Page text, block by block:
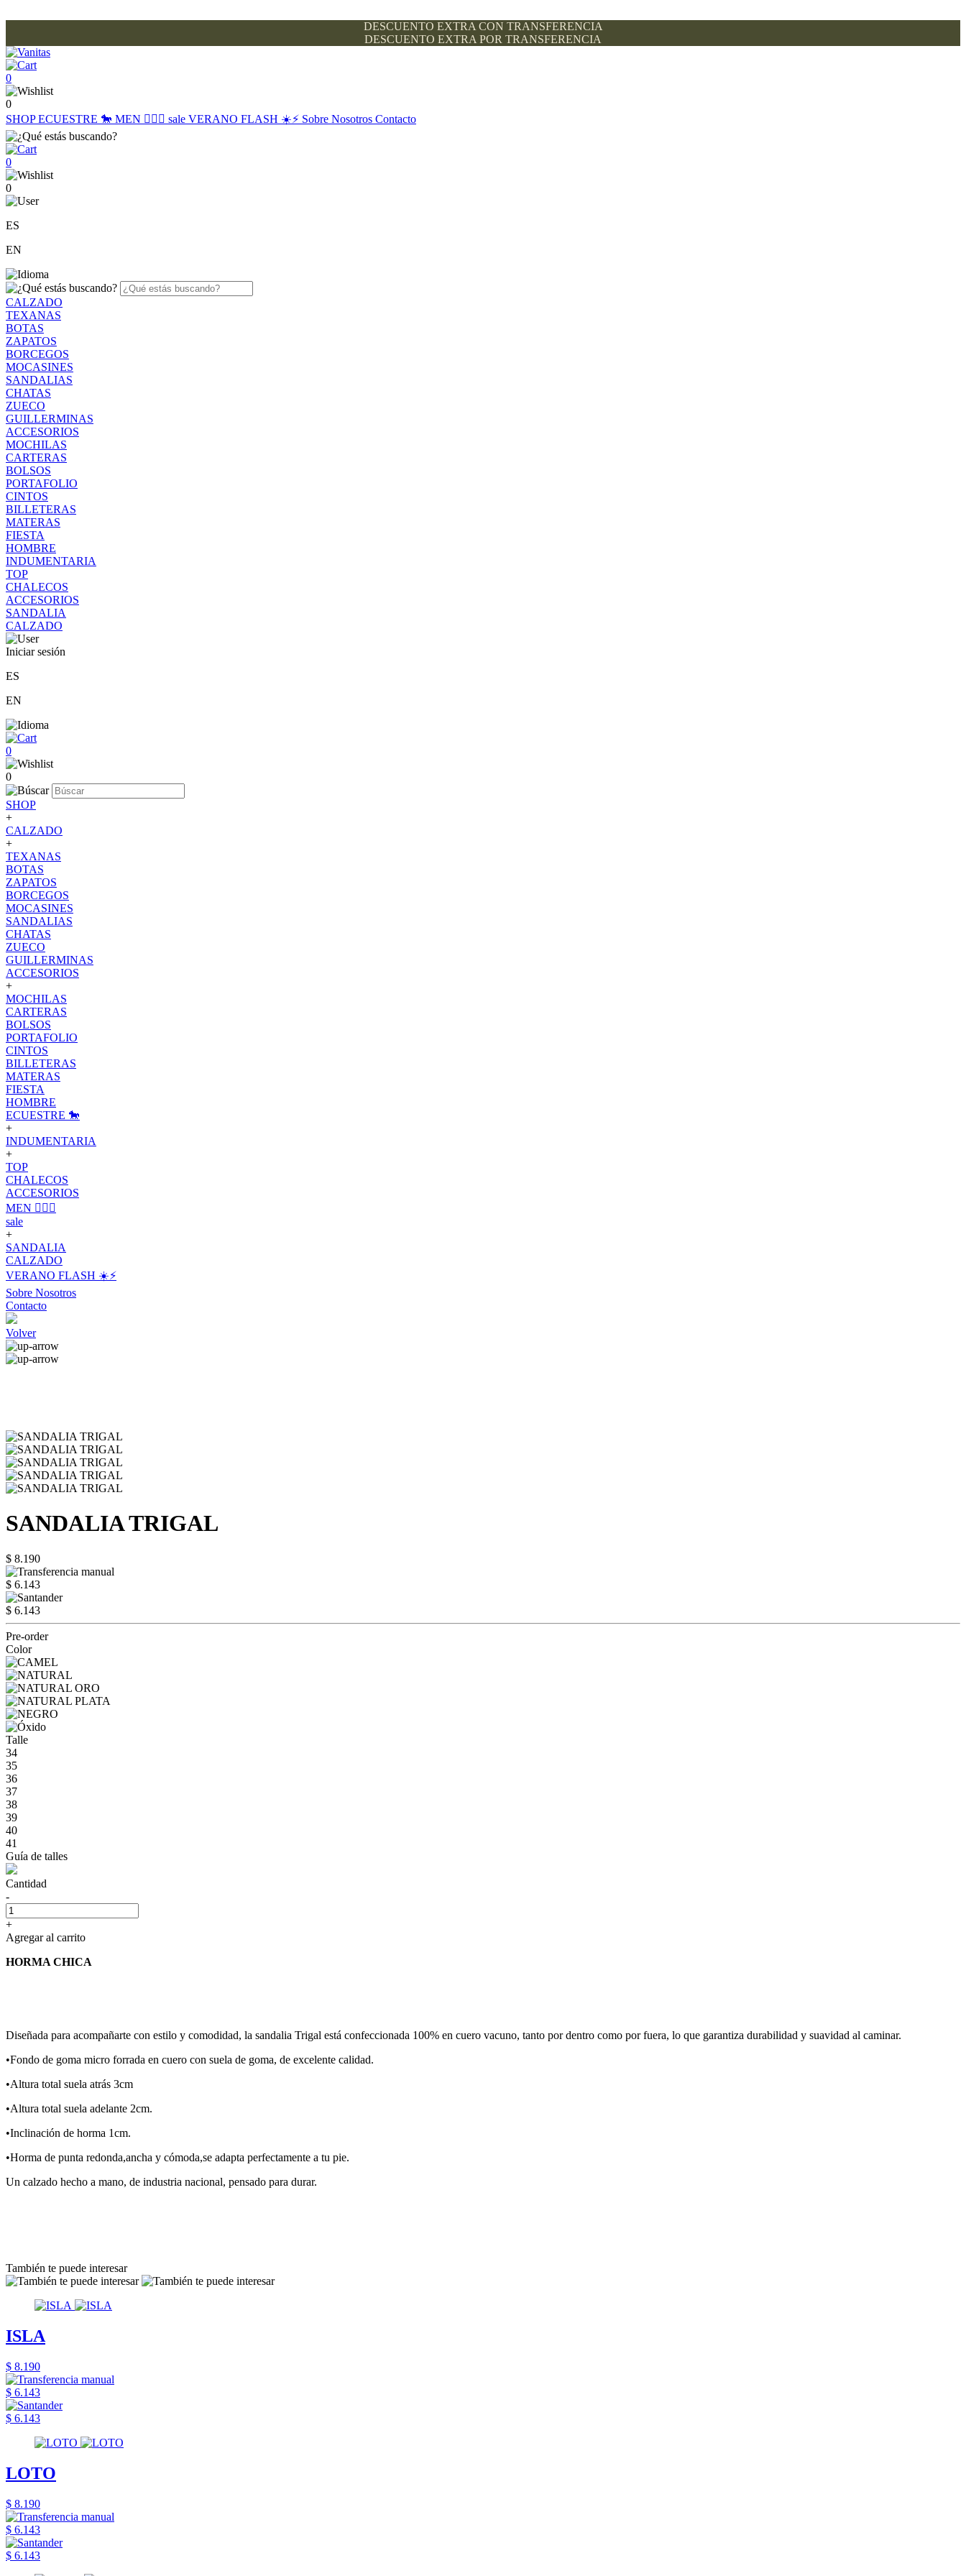
DESCUENTO EXTRA CON TRANSFERENCIA
DESCUENTO EXTRA POR TRANSFERENCIA
0
0
SHOPECUESTRE 🐎 MEN 🙋🏽‍♂️ sale VERANO FLASH ☀️⚡️ Sobre Nosotros Contacto
0
0
ES
EN
CALZADO
TEXANAS
BOTAS
ZAPATOS
BORCEGOS
MOCASINES
SANDALIAS
CHATAS
ZUECO
GUILLERMINAS
ACCESORIOS
MOCHILAS
CARTERAS
BOLSOS
PORTAFOLIO
CINTOS
BILLETERAS
MATERAS
FIESTA
HOMBRE
INDUMENTARIA
TOP
CHALECOS
ACCESORIOS
SANDALIA
CALZADO
Iniciar sesión
ES
EN
0
0
SHOP
+
CALZADO
+
TEXANAS
BOTAS
ZAPATOS
BORCEGOS
MOCASINES
SANDALIAS
CHATAS
ZUECO
GUILLERMINAS
ACCESORIOS
+
MOCHILAS
CARTERAS
BOLSOS
PORTAFOLIO
CINTOS
BILLETERAS
MATERAS
FIESTA
HOMBRE
ECUESTRE 🐎
+
INDUMENTARIA
+
TOP
CHALECOS
ACCESORIOS
MEN 🙋🏽‍♂️
sale
+
SANDALIA
CALZADO
VERANO FLASH ☀️⚡️
Sobre Nosotros
Contacto
Volver
SANDALIA TRIGAL
$ 8.190
$ 6.143
$ 6.143
Pre-order
Color
Talle
34
35
36
37
38
39
40
41
Guía de talles
Cantidad
-
+
Agregar al carrito
HORMA CHICA
Diseñada para acompañarte con estilo y comodidad, la sandalia Trigal está confeccionada 100% en cuero vacuno, tanto por dentro como por fuera, lo que garantiza durabilidad y suavidad al caminar.
•Fondo de goma micro forrada en cuero con suela de goma, de excelente calidad.
•Altura total suela atrás 3cm
•Altura total suela adelante 2cm.
•Inclinación de horma 1cm.
•Horma de punta redonda,ancha y cómoda,se adapta perfectamente a tu pie.
Un calzado hecho a mano, de industria nacional, pensado para durar.
También te puede interesar
ISLA
$ 8.190
$ 6.143
$ 6.143
LOTO
$ 8.190
$ 6.143
$ 6.143